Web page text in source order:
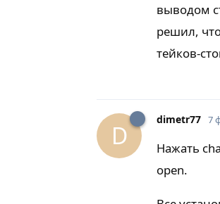
выводом
решил,
тейков-
D
dimetr77 7
Нажать
open.